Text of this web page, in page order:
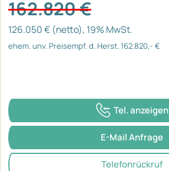
162.820 €
126.050 € (netto), 19% MwSt.
ehem. unv. Preisempf. d. Herst. 162.820,- €
Tel. anzeigen
E-Mail Anfrage
Telefonrückruf